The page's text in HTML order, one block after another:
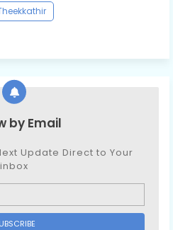
by Email
Update Direct to Your
inbox